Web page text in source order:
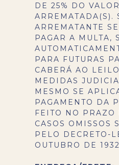
DE 25% DO
ARREMATADA(S).
ARREMATANTE
PAGAR A MULTA,
PARA FUTURAS
CABERÁ AO
MEDIDAS
MESMO SE
PAGAMENTO DA
FEITO NO PRAZO
CASOS OMISSOS
PELO DECRETO-
OUTUBRO DE